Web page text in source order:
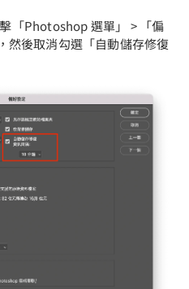
「Photoshop 選單」 > 「偏
然後取消勾選「自動儲存修復